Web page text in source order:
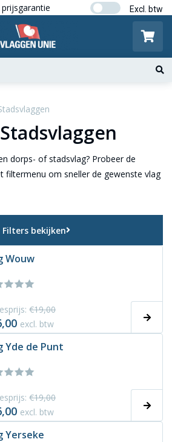
prijsgarantie Gratis
dorps- of stadsvlag? Probeer de
filtermenu om sneller de gewenste vlag
Filters bekijken
Wouw
€19,00
excl. btw
Yde de Punt
€19,00
excl. btw
Yerseke